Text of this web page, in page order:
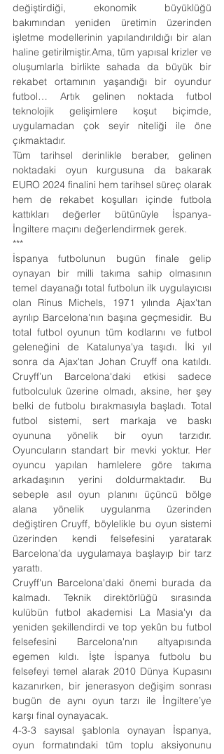
değiştirdiği, ekonomik büyüklüğü
bakımından yeniden üretimin üzerinden
işletme modellerinin yapılandırıldığı bir alan
haline getirilmiştir.Ama, tüm yapısal krizler ve
oluşumlarla birlikte sahada da büyük bir
rekabet ortamının yaşandığı bir oyundur
futbol… Artık gelinen noktada futbol
teknolojik gelişimlere koşut biçimde,
uygulamadan çok seyir niteliği ile öne
çıkmaktadır.
Tüm tarihsel derinlikle beraber, gelinen
noktadaki oyun kurgusuna da bakarak
EURO 2024 finalini hem tarihsel süreç olarak
hem de rekabet koşulları içinde futbola
kattıkları değerler bütünüyle İspanya-
İngiltere maçını değerlendirmek gerek.
***
İspanya futbolunun bugün finale gelip
oynayan bir milli takıma sahip olmasının
temel dayanağı total futbolun ilk uygulayıcısı
olan Rinus Michels, 1971 yılında Ajax'tan
ayrılıp Barcelona'nın başına geçmesidir.  Bu
total futbol oyunun tüm kodlarını ve futbol
geleneğini de Katalunya'ya taşıdı. İki yıl
sonra da Ajax'tan Johan Cruyff ona katıldı.
Cruyff’un Barcelona'daki etkisi sadece
futbolculuk üzerine olmadı, aksine, her şey
belki de futbolu bırakmasıyla başladı. Total
futbol sistemi, sert markaja ve baskı
oyununa yönelik bir oyun tarzıdır.
Oyuncuların standart bir mevki yoktur. Her
oyuncu yapılan hamlelere göre takıma
arkadaşının yerini doldurmaktadır. Bu
sebeple asıl oyun planını üçüncü bölge
alana yönelik uygulanma üzerinden
değiştiren Cruyff, böylelikle bu oyun sistemi
üzerinden kendi felsefesini yaratarak
Barcelona’da uygulamaya başlayıp bir tarz
yarattı.
Cruyff'un Barcelona'daki önemi burada da
kalmadı. Teknik direktörlüğü sırasında
kulübün futbol akademisi La Masia'yı da
yeniden şekillendirdi ve top yekûn bu futbol
felsefesini Barcelona'nın altyapısında
egemen kıldı. İşte İspanya futbolu bu
felsefeyi temel alarak 2010 Dünya Kupasını
kazanırken, bir jenerasyon değişim sonrası
bugün de aynı oyun tarzı ile İngiltere’ye
karşı final oynayacak.
4-3-3 sayısal şablonla oynayan İspanya,
oyun formatındaki tüm toplu aksiyonunu